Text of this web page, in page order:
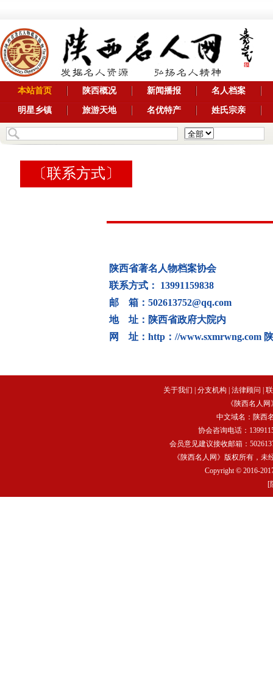
本站首页 陕西概况 新闻播报 名人档案
明星乡镇 旅游天地 名优特产 姓氏宗亲
〔联系方式〕
陕西省著名人物档案协会
联系方式： 13991159838
邮 箱：502613752@qq.com
地 址：陕西省政府大院内
网 址：http：//www.sxmrwng.com
关于我们 分支机构 法律顾问
《陕西名人
中文域名： 陕西
协会咨询电话：
会员意见建议接收邮箱：
《陕西名人网》版权所有，
Copyright © 2016-
[